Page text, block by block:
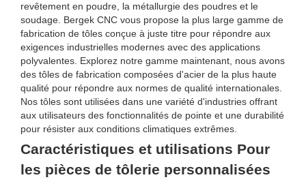
revêtement en poudre, la métallurgie des poudres et le
soudage. Bergek CNC vous propose la plus large gamme de
fabrication de tôles conçue à juste titre pour répondre aux
exigences industrielles modernes avec des applications
polyvalentes. Explorez notre gamme maintenant, nous avons
des tôles de fabrication composées d'acier de la plus haute
qualité pour répondre aux normes de qualité internationales.
Nos tôles sont utilisées dans une variété d'industries offrant
aux utilisateurs des fonctionnalités de pointe et une durabilité
pour résister aux conditions climatiques extrêmes.
Caractéristiques et utilisations Pour
les pièces de tôlerie personnalisées